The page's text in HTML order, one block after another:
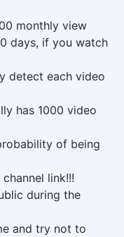
monthly view
days, if you watch
detect each video
has 1000 video
of being
link!!!
during the
and try not to